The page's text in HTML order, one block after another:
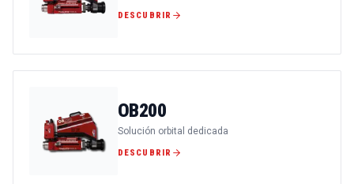
DESCUBRIR
OB200
Solución orbital dedicada
DESCUBRIR